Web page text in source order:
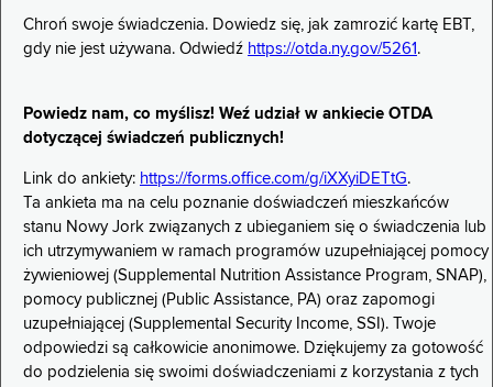
Chroń swoje świadczenia. Dowiedz się, jak zamrozić kartę EBT,
gdy nie jest używana. Odwiedź https://otda.ny.gov/5261 .
Powiedz nam, co myślisz! Weź udział w ankiecie OTDA
dotyczącej świadczeń publicznych!
Link do ankiety: https://forms.office.com/g/iXXyiDETtG.
Ta ankieta ma na celu poznanie doświadczeń mieszkańców
stanu Nowy Jork związanych z ubieganiem się o świadczenia lub
ich utrzymywaniem w ramach programów uzupełniającej pomocy
żywieniowej (Supplemental Nutrition Assistance Program, SNAP),
pomocy publicznej (Public Assistance, PA) oraz zapomogi
uzupełniającej (Supplemental Security Income, SSI). Twoje
odpowiedzi są całkowicie anonimowe. Dziękujemy za gotowość
do podzielenia się swoimi doświadczeniami z korzystania z tych